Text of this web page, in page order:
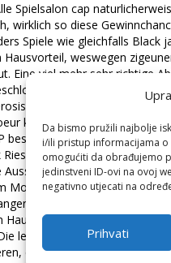
Da bismo pružili najbolje
i/ili pristup informacijama o
omogućiti da obrađujemo
jedinstveni ID-ovi na ovoj
negativno utjecati na
Prihvati
Spielsalon cap
wirklich so diese
Spiele wie gleichfalls Black
weswegen
Eine viel mehr sehr richtige
Casinos akzentuiert
diese landbasierten
konnten.
beschreibt den Prozentsatz
ausgezahlt sei.
nach fur sich
Moglich Kasino totales Wette
Hauptgewinn Immens
leser Slot Spiele inoffizieller
diese einen progressiven